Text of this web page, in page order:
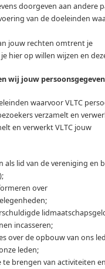
doorgeven aan andere
van de doeleinden
jouw rechten omtrent je
hier op willen wijzen en
wij jouw
waarvoor VLTC
verzamelt en
en verwerkt VLTC jouw
als lid van de vereniging en
over
incasseren;
over de opbouw van ons
leden;
brengen van activiteiten